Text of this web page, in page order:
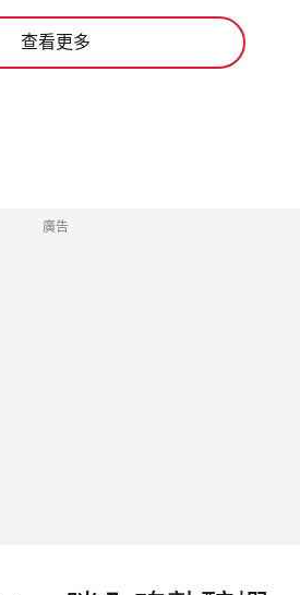
查看更多
廣告